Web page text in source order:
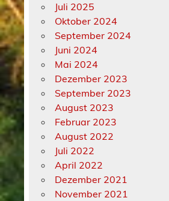
Juli 2025
Oktober 2024
September 2024
Juni 2024
Mai 2024
Dezember 2023
September 2023
August 2023
Februar 2023
August 2022
Juli 2022
April 2022
Dezember 2021
November 2021